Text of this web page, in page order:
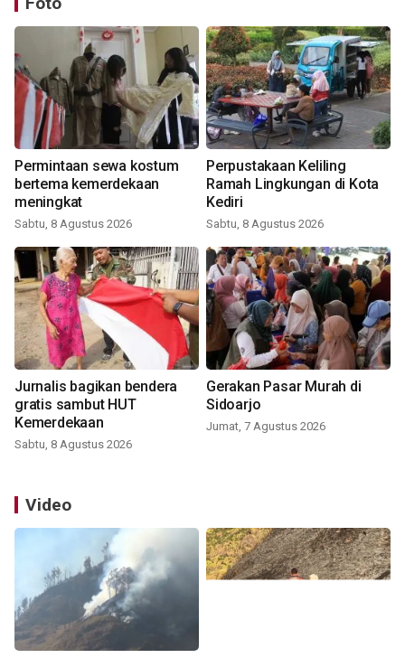
Permintaan sewa kostum
bertema kemerdekaan
meningkat
Sabtu, 8 Agustus 2026
Perpustakaan Keliling
Ramah Lingkungan di Kota
Kediri
Sabtu, 8 Agustus 2026
Jurnalis bagikan bendera
gratis sambut HUT
Kemerdekaan
Sabtu, 8 Agustus 2026
Gerakan Pasar Murah di
Sidoarjo
Jumat, 7 Agustus 2026
Video